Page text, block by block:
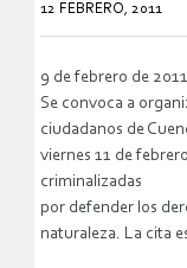
12 FEBRERO, 2011
9 de febrero de 2011
Se convoca a
ciudadanos de
viernes 11 de
criminalizadas
por defender los
naturaleza. La cita